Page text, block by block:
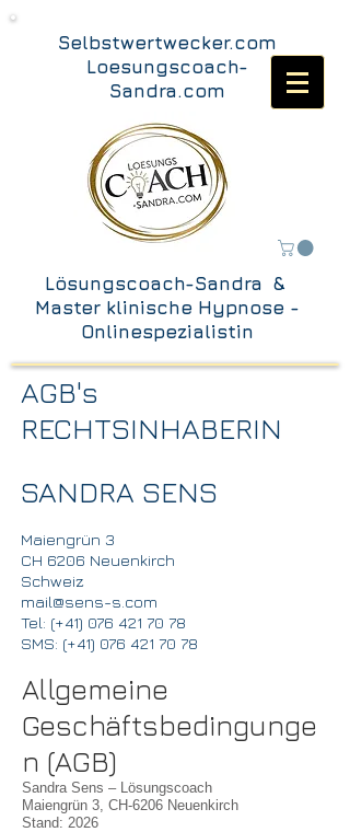
Selbstwertwecker.com
Loesungscoach-
Sandra.com
Lösungscoach-Sandra &
Master klinische Hypnose -
Onlinespezialistin
AGB's
RECHTSINHABERIN
SANDRA SENS
Maiengrün 3
CH 6206 Neuenkirch
Schweiz
mail@sens-s.com
Tel: (+41) 076 421 70 78
SMS: (+41) 076 421 70 78
Allgemeine
Geschäftsbedingunge
n (AGB)
Sandra Sens – Lösungscoach
Maiengrün 3, CH-6206 Neuenkirch
Stand: 2026